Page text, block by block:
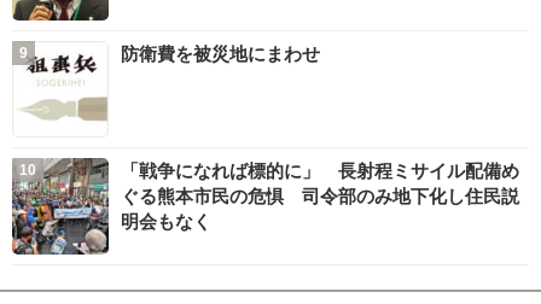
防衛費を被災地にまわせ
「戦争になれば標的に」 長射程ミサイル配備め
ぐる熊本市民の危惧 司令部のみ地下化し住民説
明会もなく